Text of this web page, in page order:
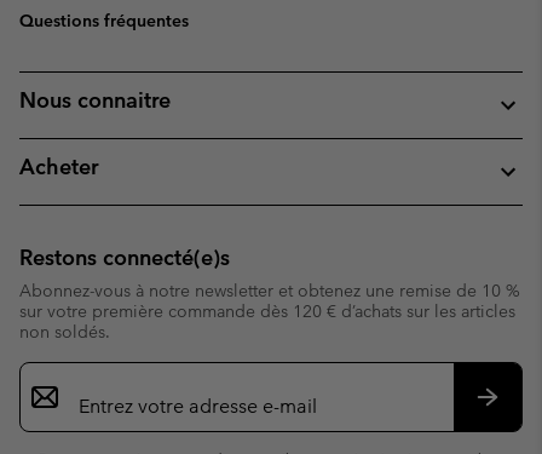
Questions fréquentes
Nous connaitre
Acheter
Restons connecté(e)s
Abonnez-vous à notre newsletter et obtenez une remise de 10 %
sur votre première commande dès 120 € d’achats sur les articles
non soldés.
Inscription
par
e-